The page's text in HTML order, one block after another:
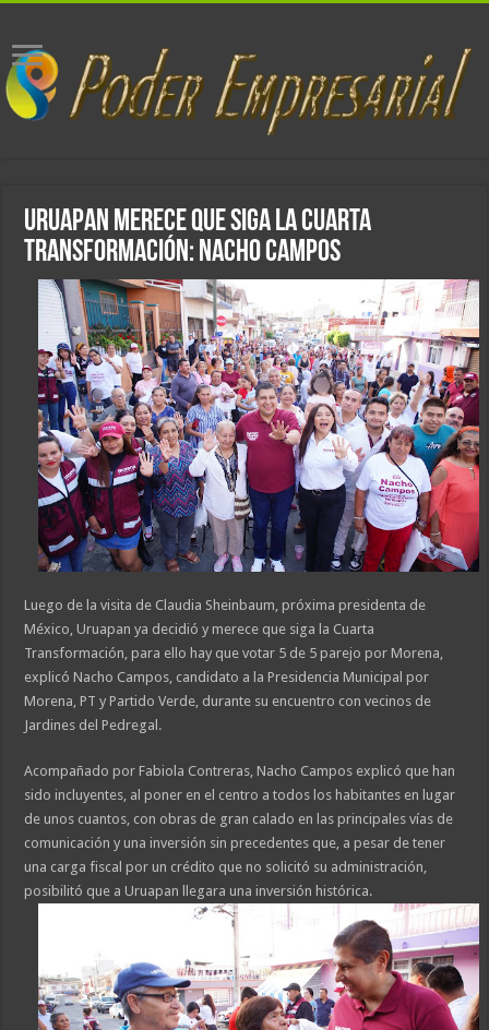
Uruapan merece que siga la Cuarta
Transformación: Nacho Campos
Luego de la visita de Claudia Sheinbaum, próxima presidenta de
México, Uruapan ya decidió y merece que siga la Cuarta
Transformación, para ello hay que votar 5 de 5 parejo por Morena,
explicó Nacho Campos, candidato a la Presidencia Municipal por
Morena, PT y Partido Verde, durante su encuentro con vecinos de
Jardines del Pedregal.
Acompañado por Fabiola Contreras, Nacho Campos explicó que han
sido incluyentes, al poner en el centro a todos los habitantes en lugar
de unos cuantos, con obras de gran calado en las principales vías de
comunicación y una inversión sin precedentes que, a pesar de tener
una carga fiscal por un crédito que no solicitó su administración,
posibilitó que a Uruapan llegara una inversión histórica.